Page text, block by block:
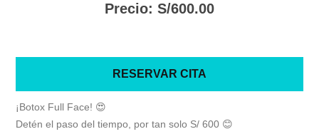
Precio: S/600.00
RESERVAR CITA
¡Botox Full Face! 😍
Detén el paso del tiempo, por tan solo S/ 600 😊